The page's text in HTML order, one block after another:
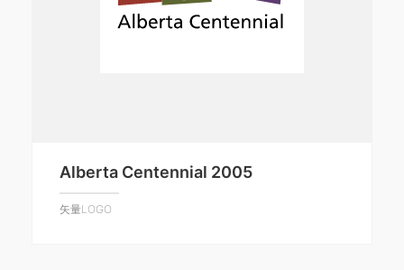
Alberta Centennial 2005
矢量LOGO